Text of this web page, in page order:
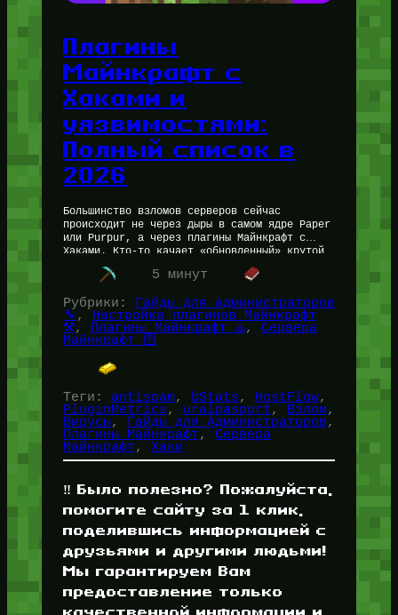
Плагины
Майнкрафт с
Хаками и
уязвимостями:
Полный список в
2026
Большинство взломов серверов сейчас
происходит не через дыры в самом ядре Paper
или Purpur, а через плагины Майнкрафт с
Хаками. Кто-то качает «обновленный» крутой
плагинб или фикс протокола с сомнительного…
5 минут
Рубрики: Гайды для администраторов
🔧 , Настройка плагинов Майнкрафт
⚒️, Плагины Майнкрафт ♨️, Сервера
Майнкрафт 🛜
Теги: antispam, bStats, HostFlow
PluginMetrics, uralpasport, Взлом
Вирусы, Гайды для Администраторов
Плагины Майнкрафт, Сервера
Майнкрафт, Хаки
‼️ Было полезно? Пожалуйста,
помогите сайту за 1 клик,
поделившись информацией с
друзьями и другими людьми!
Мы гарантируем Вам
предоставление только
качественной информации и